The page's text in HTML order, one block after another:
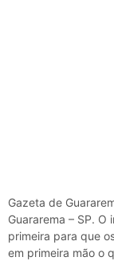
Gazeta de
Guararema – SP.
primeira para que
em primeira mão o